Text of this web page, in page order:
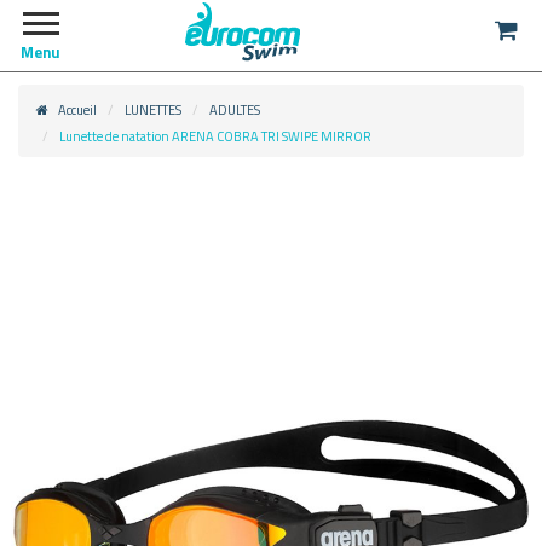
Menu
Accueil LUNETTES
ADULTES
Lunette de natation ARENA COBRA TRI SWIPE MIRROR